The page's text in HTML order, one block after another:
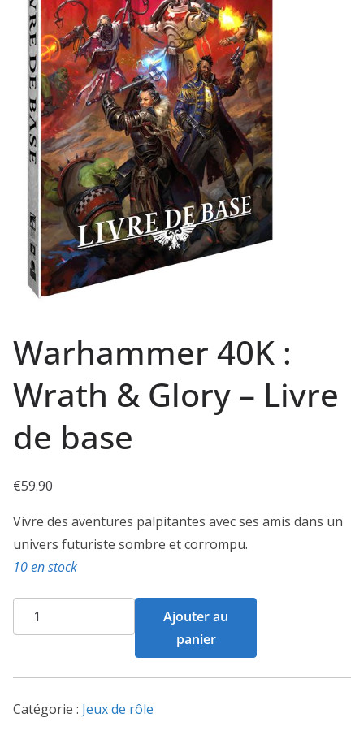
Warhammer 40K :
Wrath & Glory – Livre
de base
€59.90
Vivre des aventures palpitantes avec ses amis dans un
univers futuriste sombre et corrompu.
10 en stock
quantité
de
40K
Wrath
Ajouter au
panier
Catégorie : Jeux de rôle